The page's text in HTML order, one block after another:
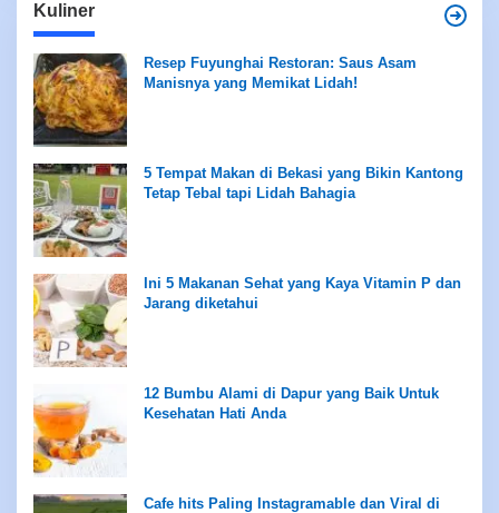
Kuliner
Resep Fuyunghai Restoran: Saus Asam
Manisnya yang Memikat Lidah!
5 Tempat Makan di Bekasi yang Bikin Kantong
Tetap Tebal tapi Lidah Bahagia
Ini 5 Makanan Sehat yang Kaya Vitamin P dan
Jarang diketahui
12 Bumbu Alami di Dapur yang Baik Untuk
Kesehatan Hati Anda
Cafe hits Paling Instagramable dan Viral di